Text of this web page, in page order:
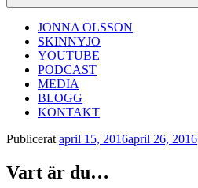
JONNA OLSSON
SKINNYJO
YOUTUBE
PODCAST
MEDIA
BLOGG
KONTAKT
Publicerat april 15, 2016april 26, 2016
Vart är du…